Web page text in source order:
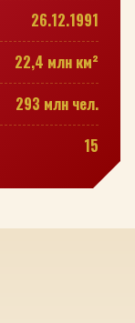
26.12.1991
22,4 млн км²
293 млн чел.
15